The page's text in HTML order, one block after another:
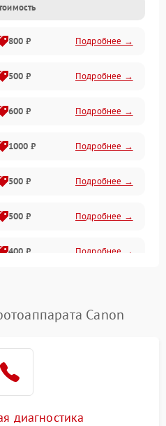
800 ₽ Подробнее →
500 ₽ Подробнее →
600 ₽ Подробнее →
1000 ₽ Подробнее →
500 ₽ Подробнее →
500 ₽ Подробнее →
400 ₽ Подробнее →
Canon
диагностика